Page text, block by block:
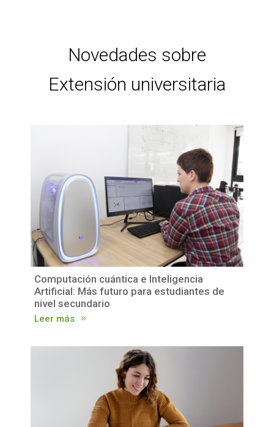
Novedades sobre
Extensión universitaria
Computación cuántica e Inteligencia
Artificial: Más futuro para estudiantes de
nivel secundario
Leer más